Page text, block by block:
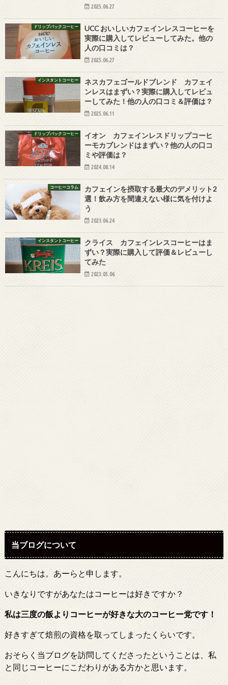
2025.06.27
ドリップパックコーヒー
UCC おいしいカフェインレスコーヒーを
実際に購入してレビューしてみた。他の
人の口コミは？
2025.06.27
インスタントコーヒー
ネスカフェゴールドブレンド カフェイ
ンレスはまずい？実際に購入してレビュ
ーしてみた！他の人の口コミ＆評価は？
2025.06.11
ドリップパックコーヒー
イオン カフェインレスドリップコーヒ
ーモカブレンドはまずい？他の人の口コ
ミや評価は？
2024.08.14
コーヒーコラム
カフェインを摂取する最大のデメリット2
選！飲み方を間違えない様に気を付けよ
う
2023.06.24
インスタントコーヒー
クライス カフェインレスコーヒーはま
ずい？実際に購入して評価＆レビューし
てみた
2023.05.06
当ブログについて
こんにちは。あーらと申します。
いきなりですがあなたはコーヒーは好きですか？
私は三度の飯よりコーヒーが好きな大のコーヒー党です！
好きすぎて焙煎の資格を取ってしまったくらいです。
おそらく当ブログを訪問してくださったということは、私
と同じコーヒーにこだわりがある方かと思います。